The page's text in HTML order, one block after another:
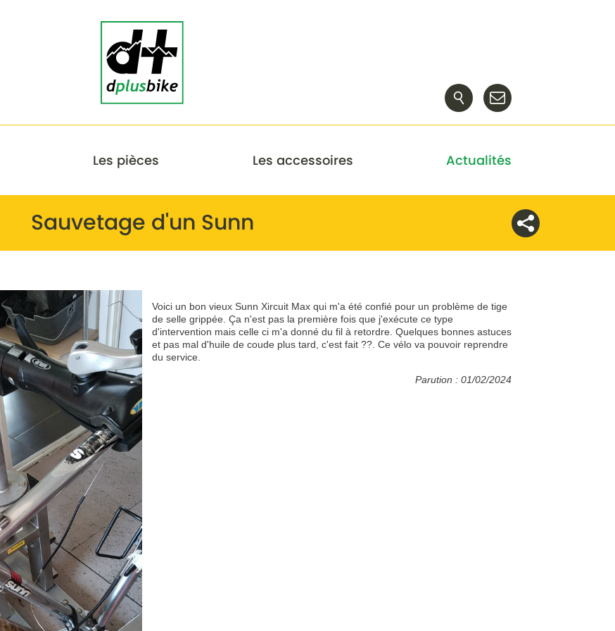
Les pièces Les accessoires Actualités
Sauvetage d'un Sunn
Voici un bon vieux Sunn Xircuit Max qui m'a été confié pour un problème de tige
de selle grippée. Ça n'est pas la première fois que j'exécute ce type
d'intervention mais celle ci m'a donné du fil à retordre. Quelques bonnes astuces
et pas mal d'huile de coude plus tard, c'est fait ??. Ce vélo va pouvoir reprendre
du service.
Parution : 01/02/2024